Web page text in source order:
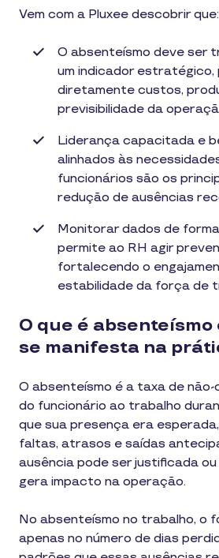
Vem com a Pluxee descobrir que:
O absenteísmo deve ser
um indicador estratégico,
diretamente custos,
previsibilidade da
Liderança capacitada e
alinhados às
funcionários são os
redução de ausências
Monitorar dados de
permite ao RH agir
fortalecendo o
estabilidade da força de
O que é absenteísmo
se manifesta na
O absenteísmo é a taxa de
do funcionário ao trabalho
que sua presença era
faltas, atrasos e saídas
ausência pode ser justificada ou
gera impacto na operação.
No absenteísmo no trabalho, o
apenas no número de dias